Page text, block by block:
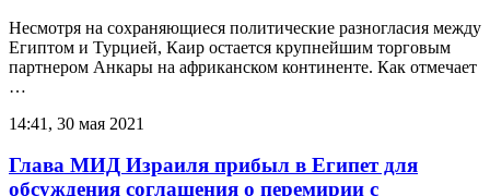
Несмотря на сохраняющиеся политические разногласия между
Египтом и Турцией, Каир остается крупнейшим торговым
партнером Анкары на африканском континенте. Как отмечает
…
14:41, 30 мая 2021
Глава МИД Израиля прибыл в Египет для
обсуждения соглашения о перемирии c